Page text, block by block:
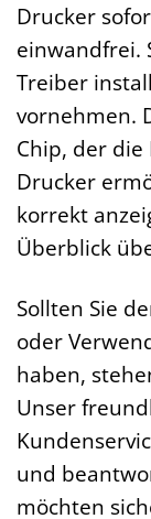
Drucker
einwandfrei.
Treiber
vornehmen.
Chip, der
Drucker
korrekt
Überblick
Sollten Sie
oder
haben,
Unser
und
möchten